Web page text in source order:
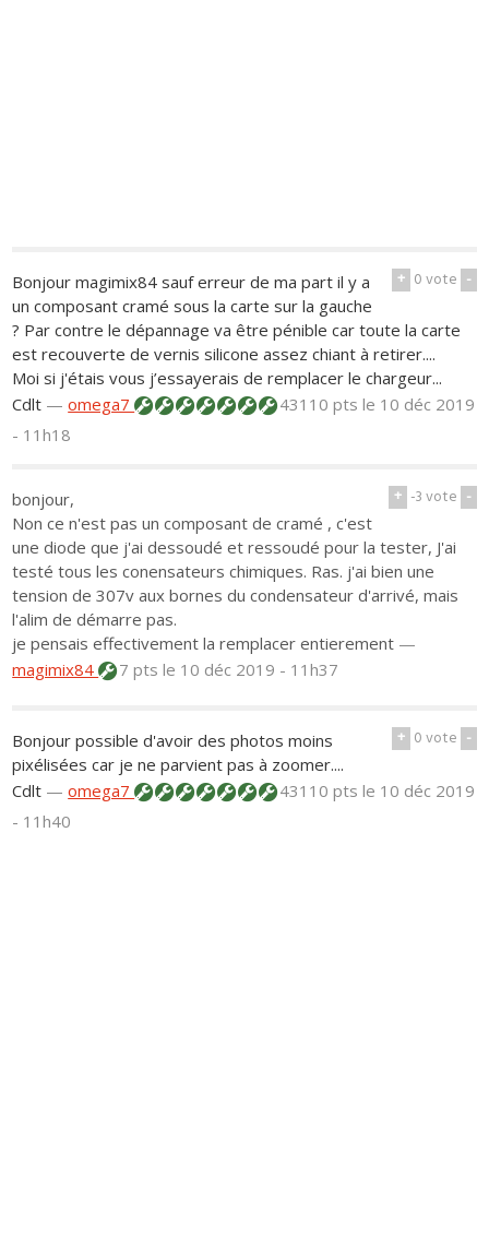
+ 0vote -
Bonjour magimix84 sauf erreur de ma part il y a
un composant cramé sous la carte sur la gauche
? Par contre le dépannage va être pénible car toute la carte
est recouverte de vernis silicone assez chiant à retirer....
Moi si j'étais vous j’essayerais de remplacer le chargeur...
Cdlt —omega7 43110 ptsle 10 déc 2019
- 11h18
+ -3vote -
bonjour,
Non ce n'est pas un composant de cramé , c'est
une diode que j'ai dessoudé et ressoudé pour la tester, J'ai
testé tous les conensateurs chimiques. Ras. j'ai bien une
tension de 307v aux bornes du condensateur d'arrivé, mais
l'alim de démarre pas.
je pensais effectivement la remplacer entierement —
magimix84
7 ptsle 10 déc 2019 - 11h37
+ 0vote -
Bonjour possible d'avoir des photos moins
pixélisées car je ne parvient pas à zoomer....
Cdlt —omega7 43110 ptsle 10 déc 2019
- 11h40